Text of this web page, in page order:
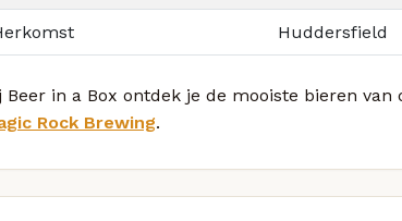
Huddersfield
Beer in a Box ontdek je de mooiste bieren
Rock Brewing.